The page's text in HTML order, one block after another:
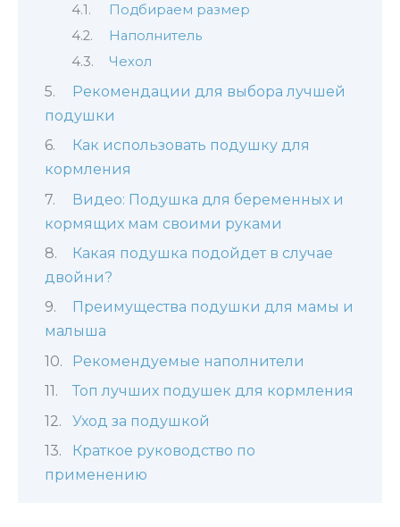
Подбираем размер
Наполнитель
Чехол
Рекомендации для выбора лучшей
подушки
Как использовать подушку для
кормления
Видео: Подушка для беременных и
кормящих мам своими руками
Какая подушка подойдет в случае
двойни?
Преимущества подушки для мамы и
малыша
Рекомендуемые наполнители
Топ лучших подушек для кормления
Уход за подушкой
Краткое руководство по
применению